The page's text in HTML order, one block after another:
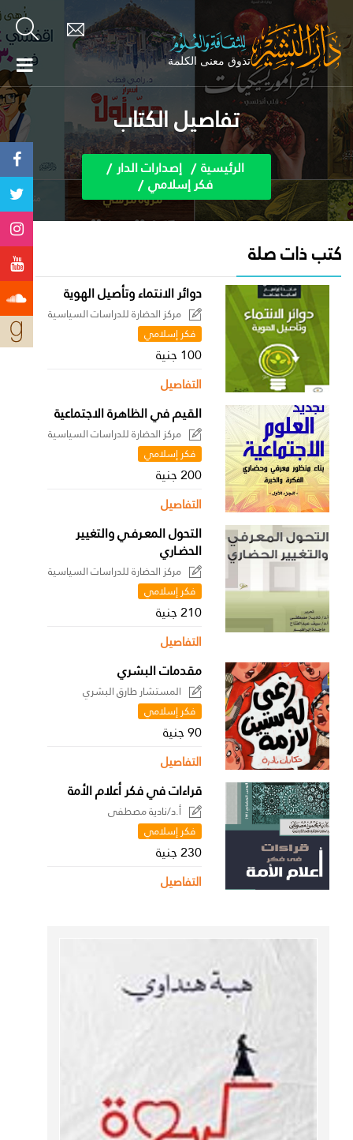
تفاصيل الكتاب
الرئيسية إصدارات الدار
فكر إسلامي
كتب ذات صلة
دوائر الانتماء وتأصيل الهوية
مركز الحضارة للدراسات السياسية
فكر إسلامي
100 جنية
التفاصيل
القيم في الظاهرة الاجتماعية
مركز الحضارة للدراسات السياسية
فكر إسلامي
200 جنية
التفاصيل
التحول المعـرفـي والتغيير
الحضـاري
مركز الحضارة للدراسات السياسية
فكر إسلامي
210 جنية
التفاصيل
مقدمات البشري
المستشار طارق البشري
فكر إسلامي
90 جنية
التفاصيل
قراءات في فكر أعلام الأمة
أ.د/نادية مصطفى
فكر إسلامي
230 جنية
التفاصيل